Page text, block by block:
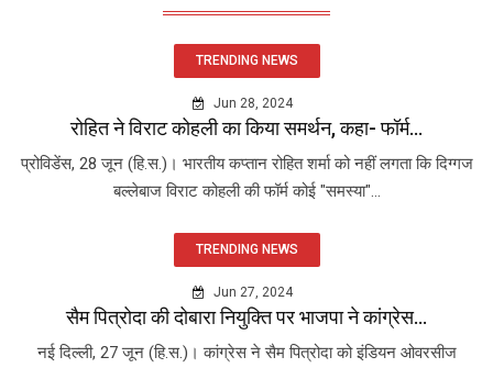
TRENDING NEWS
Jun 28, 2024
रोहित ने विराट कोहली का किया समर्थन, कहा- फॉर्म...
प्रोविडेंस, 28 जून (हि.स.)। भारतीय कप्तान रोहित शर्मा को नहीं लगता कि दिग्गज
बल्लेबाज विराट कोहली की फॉर्म कोई "समस्या"...
TRENDING NEWS
Jun 27, 2024
सैम पित्रोदा की दोबारा नियुक्ति पर भाजपा ने कांग्रेस...
नई दिल्ली, 27 जून (हि.स.)। कांग्रेस ने सैम पित्रोदा को इंडियन ओवरसीज